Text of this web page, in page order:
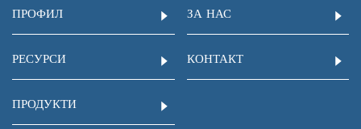
ПРОФИЛ ЗА НАС
РЕСУРСИ КОНТАКТ
ПРОДУКТИ